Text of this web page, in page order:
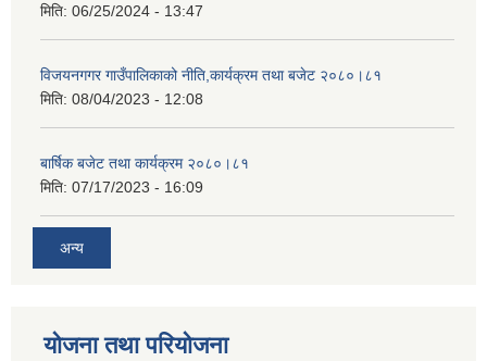
मिति: 06/25/2024 - 13:47
विजयनगगर गाउँपालिकाको नीति,कार्यक्रम तथा बजेट २०८०।८१
मिति: 08/04/2023 - 12:08
बार्षिक बजेट तथा कार्यक्रम २०८०।८१
मिति: 07/17/2023 - 16:09
अन्य
योजना तथा परियोजना